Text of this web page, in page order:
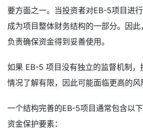
要方面之一。当投资者对EB-5项目进
成为项目整体财务结构的一部分。因
负责确保资金得到妥善使用。
如果 EB-5 项目没有独立的监督机制，
情况了解有限，因此可能面临更高的风
一个结构完善的EB-5项目通常包含以
资金保护要素：